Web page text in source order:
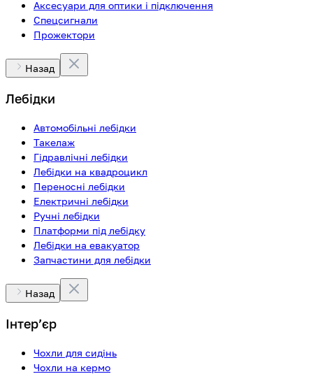
Аксесуари для оптики і підключення
Спецсигнали
Прожектори
Назад
Лебідки
Автомобільні лебідки
Такелаж
Гідравлічні лебідки
Лебідки на квадроцикл
Переносні лебідки
Електричні лебідки
Ручні лебідки
Платформи під лебідку
Лебідки на евакуатор
Запчастини для лебідки
Назад
Інтерʼєр
Чохли для сидінь
Чохли на кермо